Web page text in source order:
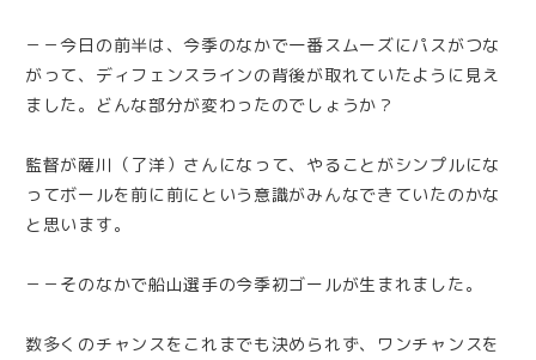
－－今日の前半は、今季のなかで一番スムーズにパスがつな
がって、ディフェンスラインの背後が取れていたように見え
ました。どんな部分が変わったのでしょうか？
監督が薩川（了洋）さんになって、やることがシンプルにな
ってボールを前に前にという意識がみんなできていたのかな
と思います。
－－そのなかで船山選手の今季初ゴールが生まれました。
数多くのチャンスをこれまでも決められず、ワンチャンスを